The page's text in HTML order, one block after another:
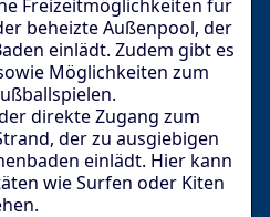
Freizeitmöglichkeiten für
beheizte Außenpool, der
einlädt. Zudem gibt es
Möglichkeiten zum
direkte Zugang zum
der zu ausgiebigen
einlädt. Hier kann
wie Surfen oder Kiten